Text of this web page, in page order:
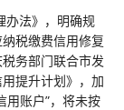
办法》，明确规
税缴费信用修复
务部门联合市发
提升计划》，加
用账户”，将未按